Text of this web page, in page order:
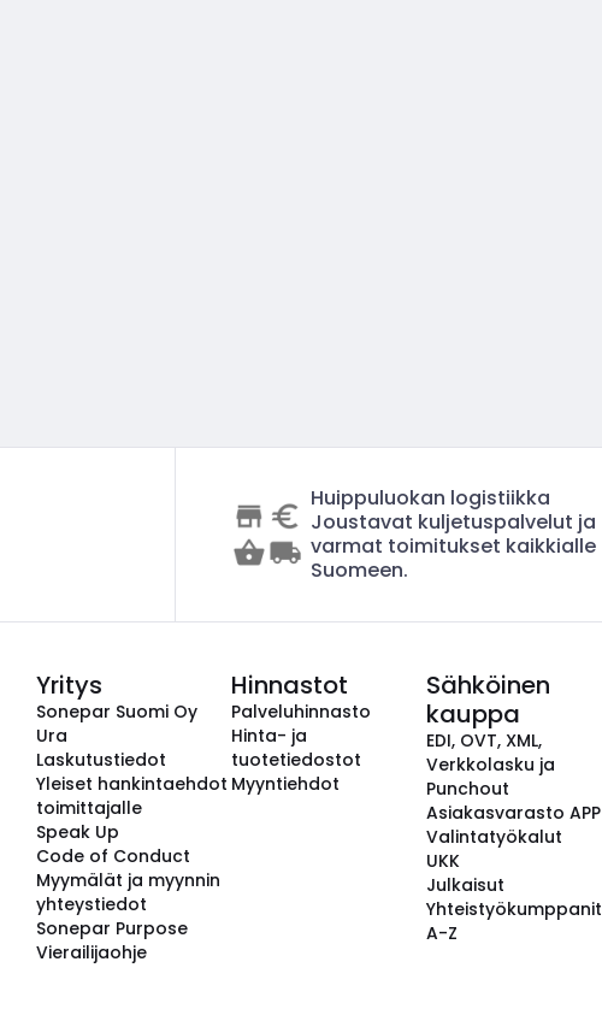
Huippuluokan logistiikka
Joustavat kuljetuspalvelut ja
varmat toimitukset kaikkialle
Suomeen.
Yritys
Sonepar Suomi Oy
Ura
Laskutustiedot
Yleiset hankintaehdot
toimittajalle
Speak Up
Code of Conduct
Myymälät ja myynnin
yhteystiedot
Sonepar Purpose
Vierailijaohje
Hinnastot
Palveluhinnasto
Hinta- ja
tuotetiedostot
Myyntiehdot
Sähköinen
kauppa
EDI, OVT, XML,
Verkkolasku ja
Punchout
Asiakasvarasto APP
Valintatyökalut
UKK
Julkaisut
Yhteistyökumppanit
A-Z